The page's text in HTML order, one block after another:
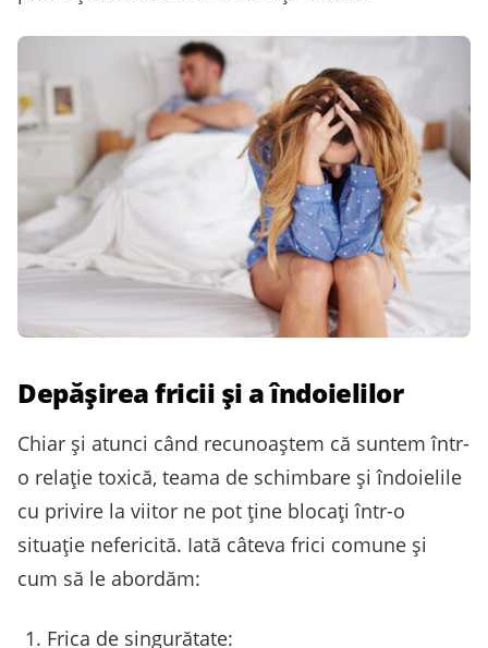
Depășirea fricii și a îndoielilor
Chiar și atunci când recunoaștem că suntem într-
o relație toxică, teama de schimbare și îndoielile
cu privire la viitor ne pot ține blocați într-o
situație nefericită. Iată câteva frici comune și
cum să le abordăm:
Frica de singurătate: